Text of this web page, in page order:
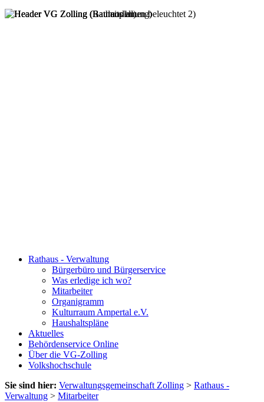
Rathaus - Verwaltung
Bürgerbüro und Bürgerservice
Was erledige ich wo?
Mitarbeiter
Organigramm
Kulturraum Ampertal e.V.
Haushaltspläne
Aktuelles
Behördenservice Online
Über die VG-Zolling
Volkshochschule
Sie sind hier: Verwaltungsgemeinschaft Zolling > Rathaus -
Verwaltung > Mitarbeiter